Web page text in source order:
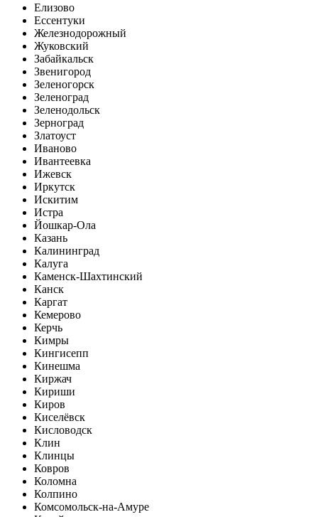
Елизово
Ессентуки
Железнодорожный
Жуковский
Забайкальск
Звенигород
Зеленогорск
Зеленоград
Зеленодольск
Зерноград
Златоуст
Иваново
Ивантеевка
Ижевск
Иркутск
Искитим
Истра
Йошкар-Ола
Казань
Калининград
Калуга
Каменск-Шахтинский
Канск
Каргат
Кемерово
Керчь
Кимры
Кингисепп
Кинешма
Киржач
Кириши
Киров
Киселёвск
Кисловодск
Клин
Клинцы
Ковров
Коломна
Колпино
Комсомольск-на-Амуре